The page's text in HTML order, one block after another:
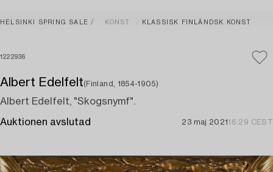
HELSINKI SPRING SALE KONST KLASSISK FINLÄNDSK KONST
1222936
Albert Edelfelt(Finland, 1854-1905)
Albert Edelfelt, "Skogsnymf".
Auktionen avslutad 23 maj 2021 16:29 CEST